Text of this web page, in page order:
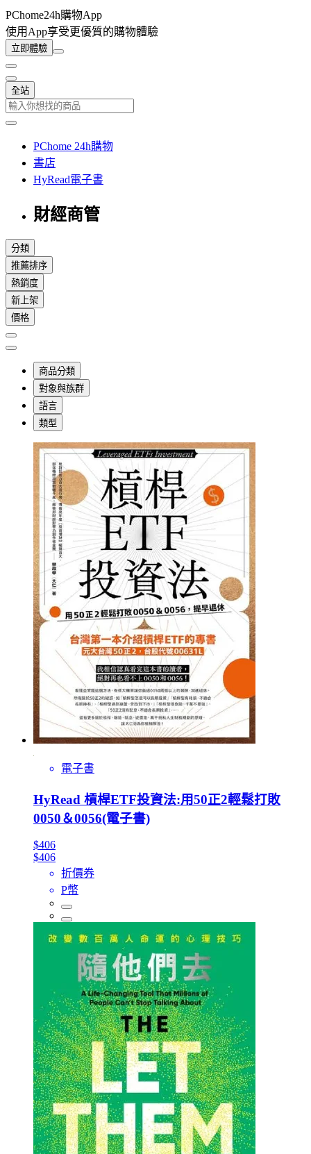
PChome24h購物App
使用App享受更優質的購物體驗
立即體驗
全站
PChome 24h購物
書店
HyRead電子書
財經商管
分類
推薦排序
熱銷度
新上架
價格
商品分類
對象與族群
語言
類型
電子書
HyRead 槓桿ETF投資法:用50正2輕鬆打敗
0050＆0056(電子書)
$406
$406
折價券
P幣